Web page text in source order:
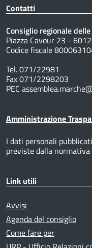
Contatti
Consiglio regionale
Piazza Cavour 23 -
Codice fiscale
Tel. 071/22981
Fax 071/2298203
PEC
Amministrazione
I dati personali
previste dalla
Link utili
Avvisi
Agenda del consiglio
Come fare per